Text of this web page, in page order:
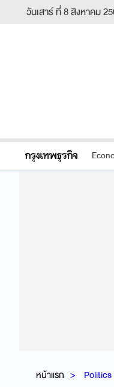
วันเสาร์ ที่ 8 สิงหาคม
หน้าแรก Politics